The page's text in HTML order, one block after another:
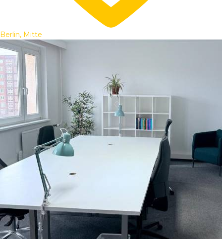
Berlin, Mitte